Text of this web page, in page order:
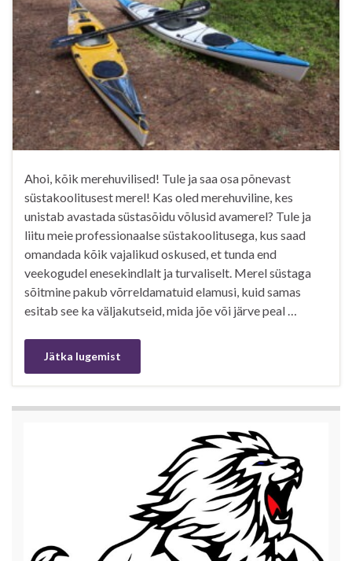
Ahoi, kõik merehuvilised! Tule ja saa osa põnevast
süstakoolitusest merel! Kas oled merehuviline, kes
unistab avastada süstasõidu võlusid avamerel? Tule ja
liitu meie professionaalse süstakoolitusega, kus saad
omandada kõik vajalikud oskused, et tunda end
veekogudel enesekindlalt ja turvaliselt. Merel süstaga
sõitmine pakub võrreldamatuid elamusi, kuid samas
esitab see ka väljakutseid, mida jõe või järve peal …
Jätka lugemist